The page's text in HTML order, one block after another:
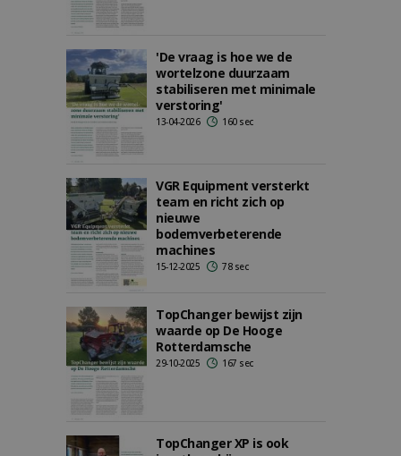
'De vraag is hoe we de
wortelzone duurzaam
stabiliseren met minimale
verstoring'
13-04-2026 160 sec
VGR Equipment versterkt
team en richt zich op
nieuwe
bodemverbeterende
machines
15-12-2025 78 sec
TopChanger bewijst zijn
waarde op De Hooge
Rotterdamsche
29-10-2025 167 sec
TopChanger XP is ook